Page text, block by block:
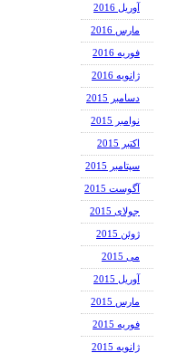
آوریل 2016
مارس 2016
فوریه 2016
ژانویه 2016
دسامبر 2015
نوامبر 2015
اکتبر 2015
سپتامبر 2015
آگوست 2015
جولای 2015
ژوئن 2015
می 2015
آوریل 2015
مارس 2015
فوریه 2015
ژانویه 2015